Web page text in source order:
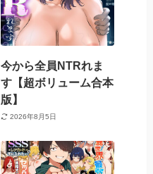
今から全員NTRれま
す【超ボリューム合本
版】
2026年8月5日